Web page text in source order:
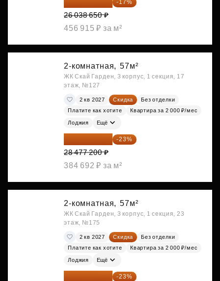
21 612 080 ₽ -17%
26 038 650 ₽
456 915 ₽ за м²
2-комнатная, 57м²
ЖК Скай Гарден, 3 корпус, 1 секция, 17
этаж, №127
2 кв 2027 Скидка
Без отделки
Платите как хотите
Квартира за 2 000 ₽/мес
Лоджия Ещё
21 927 444 ₽ -23%
28 477 200 ₽
384 692 ₽ за м²
2-комнатная, 57м²
ЖК Скай Гарден, 3 корпус, 1 секция, 23
этаж, №175
2 кв 2027 Скидка
Без отделки
Платите как хотите
Квартира за 2 000 ₽/мес
Лоджия Ещё
21 927 444 ₽ -23%